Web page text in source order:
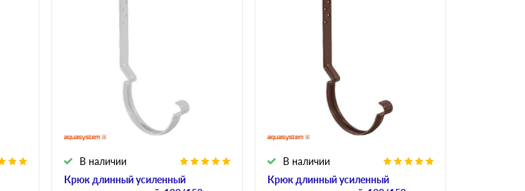
Крюк длинный усиленный
В наличии
Крюк длинный усиленный
В наличии